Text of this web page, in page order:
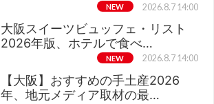
NEW 2026.8.7 14:00
大阪スイーツビュッフェ・リスト
2026年版、ホテルで食べ…
NEW 2026.8.7 14:00
【大阪】おすすめの手土産2026
年、地元メディア取材の最…